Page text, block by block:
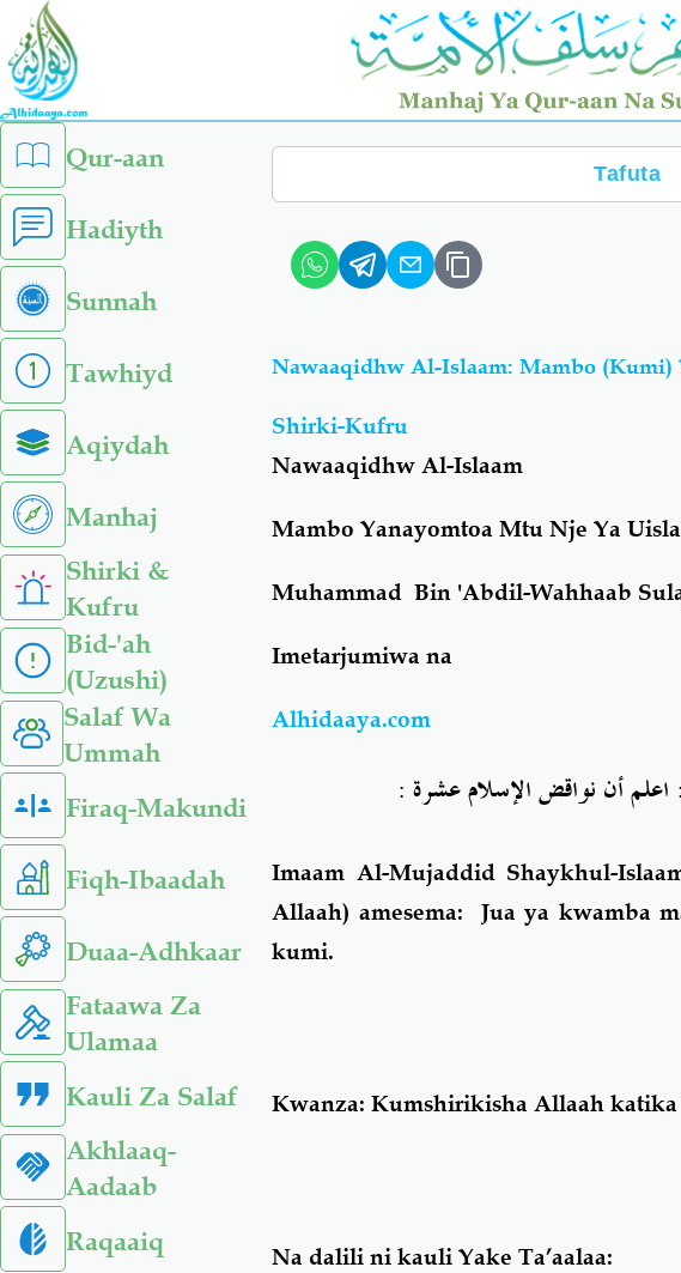
Skip
main
content
left
sidebar
menu
Qur-aan
Hadiyth
Sunnah
Tawhiyd
Aqiydah
Manhaj
Shirki &
Kufru
Bid-'ah
(Uzushi)
Salaf Wa
Ummah
Firaq-Makundi
Fiqh-Ibaadah
Duaa-Adhkaar
Fataawa Za
Ulamaa
Kauli Za Salaf
Akhlaaq-
Aadaab
Raqaaiq
Search
Nawaaqidhw Al-Islaam: Mambo (Kumi)
Shirki-Kufru
Nawaaqidhw Al-Islaam
Mambo Yanayomtoa Mtu Nje Ya
Muhammad Bin 'Abdil-Wahhaab
Imetarjumiwa na
Alhidaaya.com
اعلم أن نواقض الإسلام عشرة :
Imaam Al-Mujaddid Shaykhul-
Allaah) amesema: Jua ya kwamba
kumi.
Kwanza: Kumshirikisha Allaah katika
Na dalili ni kauli Yake Ta’aalaa: